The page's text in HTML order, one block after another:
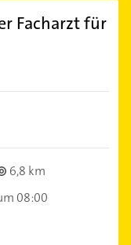
Facharzt für
6,8 km
08:00